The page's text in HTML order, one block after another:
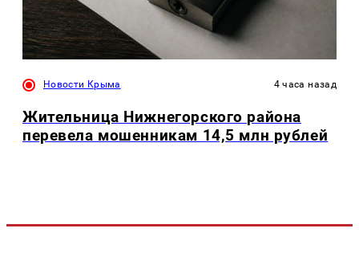
Новости Крыма 4 часа назад
Жительница Нижнегорского района
перевела мошенникам 14,5 млн рублей